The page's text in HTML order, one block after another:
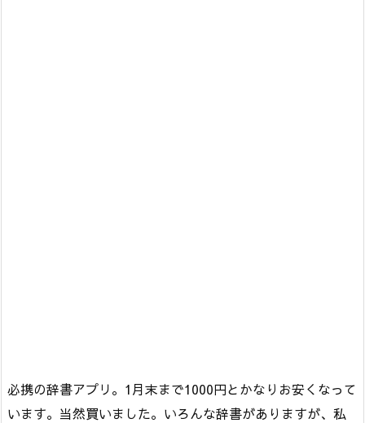
必携の辞書アプリ。1月末まで1000円とかなりお安くなって
います。当然買いました。いろんな辞書がありますが、私